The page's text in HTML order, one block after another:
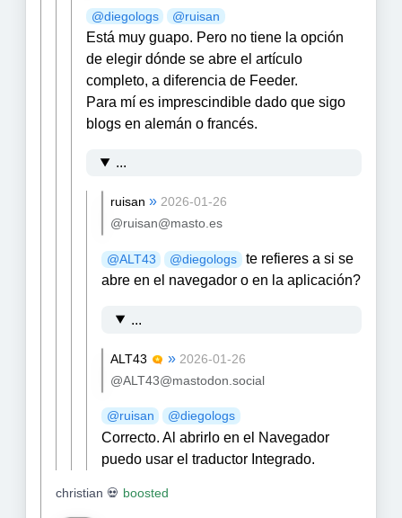
@diegologs @ruisan
Está muy guapo. Pero no tiene la opción
de elegir dónde se abre el artículo
completo, a diferencia de Feeder.
Para mí es imprescindible dado que sigo
blogs en alemán o francés.
...
ruisan » 2026-01-26
@ruisan@masto.es
@ALT43 @diegologs te refieres a si se
abre en el navegador o en la aplicación?
...
ALT43 » 2026-01-26
@ALT43@mastodon.social
@ruisan @diegologs
Correcto. Al abrirlo en el Navegador
puedo usar el traductor Integrado.
christian 💀 boosted